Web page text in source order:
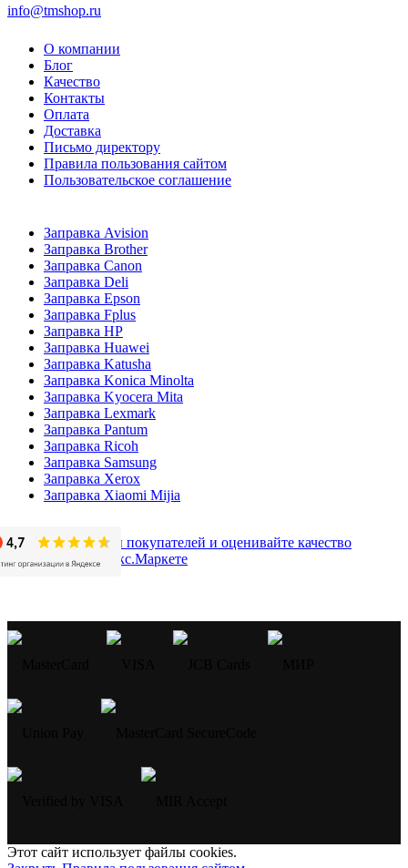
info@tmshop.ru
О компании
Блог
Качество
Контакты
Оплата
Доставка
Письмо директору
Правила пользования сайтом
Пользовательское соглашение
Заправка Avision
Заправка Brother
Заправка Canon
Заправка Deli
Заправка Epson
Заправка Fplus
Заправка HP
Заправка Huawei
Заправка Katusha
Заправка Konica Minolta
Заправка Kyocera Mita
Заправка Lexmark
Заправка Pantum
Заправка Ricoh
Заправка Samsung
Заправка Xerox
Заправка Xiaomi Mijia
Этот сайт использует файлы cookies.